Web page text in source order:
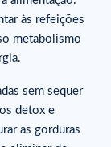
?
às refeições
metabolismo
sem sequer
detox e
as gorduras